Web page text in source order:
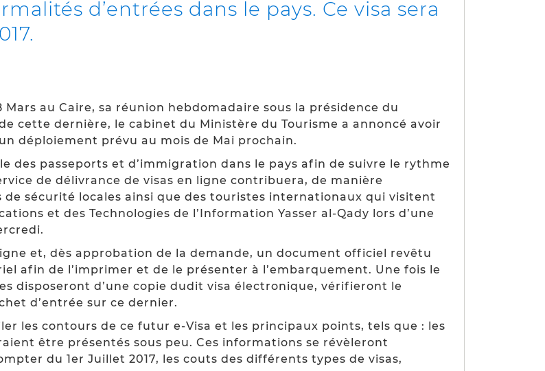
d’entrées dans le pays. Ce visa sera
au Caire, sa réunion hebdomadaire sous la présidence du
cette dernière, le cabinet du Ministère du Tourisme a annoncé avoir
déploiement prévu au mois de Mai prochain.
des passeports et d’immigration dans le pays afin de suivre le rythme
de délivrance de visas en ligne contribuera, de manière
sécurité locales ainsi que des touristes internationaux qui visitent
et des Technologies de l’Information Yasser al-Qady lors d’une
et, dès approbation de la demande, un document officiel revêtu
afin de l’imprimer et de le présenter à l’embarquement. Une fois le
disposeront d’une copie dudit visa électronique, vérifieront le
d’entrée sur ce dernier.
les contours de ce futur e-Visa et les principaux points, tels que : les
être présentés sous peu. Ces informations se révèleront
du 1er Juillet 2017, les couts des différents types de visas,